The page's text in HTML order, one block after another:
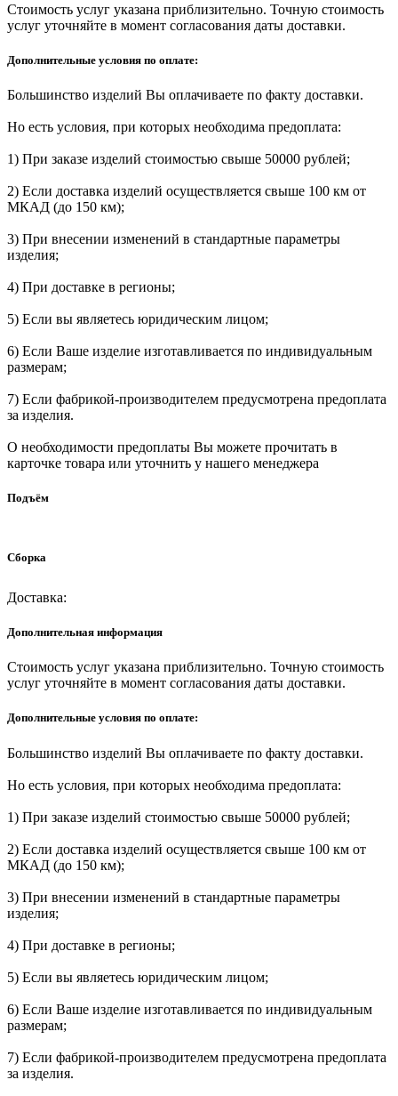
Стоимость услуг указана приблизительно. Точную стоимость
услуг уточняйте в момент согласования даты доставки.
Дополнительные условия по оплате:
Большинство изделий Вы оплачиваете по факту доставки.
Но есть условия, при которых необходима предоплата:
1) При заказе изделий стоимостью свыше 50000 рублей;
2) Если доставка изделий осуществляется свыше 100 км от
МКАД (до 150 км);
3) При внесении изменений в стандартные параметры
изделия;
4) При доставке в регионы;
5) Если вы являетесь юридическим лицом;
6) Если Ваше изделие изготавливается по индивидуальным
размерам;
7) Если фабрикой-производителем предусмотрена предоплата
за изделия.
О необходимости предоплаты Вы можете прочитать в
карточке товара или уточнить у нашего менеджера
Подъём
Сборка
Доставка:
Дополнительная информация
Стоимость услуг указана приблизительно. Точную стоимость
услуг уточняйте в момент согласования даты доставки.
Дополнительные условия по оплате:
Большинство изделий Вы оплачиваете по факту доставки.
Но есть условия, при которых необходима предоплата:
1) При заказе изделий стоимостью свыше 50000 рублей;
2) Если доставка изделий осуществляется свыше 100 км от
МКАД (до 150 км);
3) При внесении изменений в стандартные параметры
изделия;
4) При доставке в регионы;
5) Если вы являетесь юридическим лицом;
6) Если Ваше изделие изготавливается по индивидуальным
размерам;
7) Если фабрикой-производителем предусмотрена предоплата
за изделия.